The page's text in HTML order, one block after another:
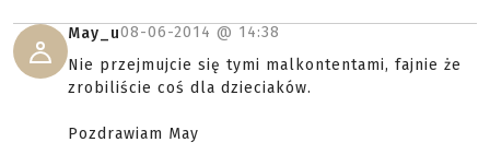
May_u08-06-2014 @ 14:38
Nie przejmujcie się tymi malkontentami, fajnie że
zrobiliście coś dla dzieciaków.
Pozdrawiam May